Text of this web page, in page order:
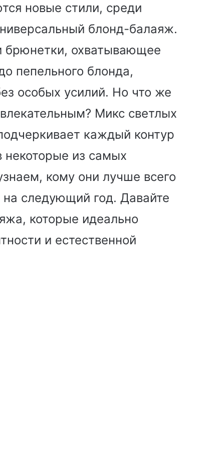
новые стили, среди
блонд-балаяж.
брюнетки, охватывающее
пепельного блонда,
особых усилий. Но что же
Микс светлых
каждый контур
некоторые из самых
кому они лучше всего
следующий год. Давайте
которые идеально
и естественной